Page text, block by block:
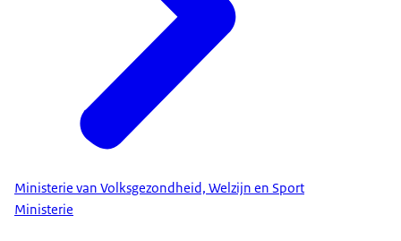
Ministerie van Volksgezondheid, Welzijn en Sport
Ministerie